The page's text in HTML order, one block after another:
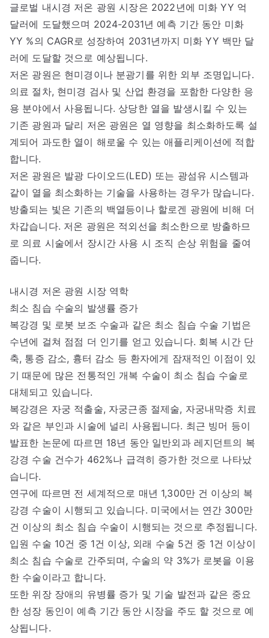
글로벌 내시경 저온 광원 시장은 2022년에 미화 YY 억
달러에 도달했으며 2024-2031년 예측 기간 동안 미화
YY %의 CAGR로 성장하여 2031년까지 미화 YY 백만 달
러에 도달할 것으로 예상됩니다.
저온 광원은 현미경이나 분광기를 위한 외부 조명입니다.
의료 절차, 현미경 검사 및 산업 환경을 포함한 다양한 응
용 분야에서 사용됩니다. 상당한 열을 발생시킬 수 있는
기존 광원과 달리 저온 광원은 열 영향을 최소화하도록 설
계되어 과도한 열이 해로울 수 있는 애플리케이션에 적합
합니다.
저온 광원은 발광 다이오드(LED) 또는 광섬유 시스템과
같이 열을 최소화하는 기술을 사용하는 경우가 많습니다.
방출되는 빛은 기존의 백열등이나 할로겐 광원에 비해 더
차갑습니다. 저온 광원은 적외선을 최소한으로 방출하므
로 의료 시술에서 장시간 사용 시 조직 손상 위험을 줄여
줍니다.
내시경 저온 광원 시장 역학
최소 침습 수술의 발생률 증가
복강경 및 로봇 보조 수술과 같은 최소 침습 수술 기법은
수년에 걸쳐 점점 더 인기를 얻고 있습니다. 회복 시간 단
축, 통증 감소, 흉터 감소 등 환자에게 잠재적인 이점이 있
기 때문에 많은 전통적인 개복 수술이 최소 침습 수술로
대체되고 있습니다.
복강경은 자궁 적출술, 자궁근종 절제술, 자궁내막증 치료
와 같은 부인과 시술에 널리 사용됩니다. 최근 빙머 등이
발표한 논문에 따르면 18년 동안 일반외과 레지던트의 복
강경 수술 건수가 462%나 급격히 증가한 것으로 나타났
습니다.
연구에 따르면 전 세계적으로 매년 1,300만 건 이상의 복
강경 수술이 시행되고 있습니다. 미국에서는 연간 300만
건 이상의 최소 침습 수술이 시행되는 것으로 추정됩니다.
입원 수술 10건 중 1건 이상, 외래 수술 5건 중 1건 이상이
최소 침습 수술로 간주되며, 수술의 약 3%가 로봇을 이용
한 수술이라고 합니다.
또한 위장 장애의 유병률 증가 및 기술 발전과 같은 중요
한 성장 동인이 예측 기간 동안 시장을 주도 할 것으로 예
상됩니다.